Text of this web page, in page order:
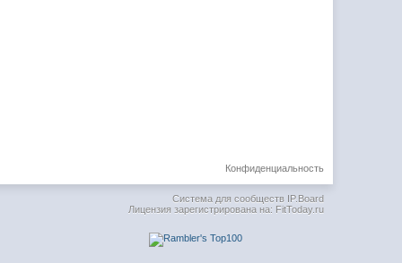
Конфиденциальность
Система для сообществ IP.Board
Лицензия зарегистрирована на: FitToday.ru